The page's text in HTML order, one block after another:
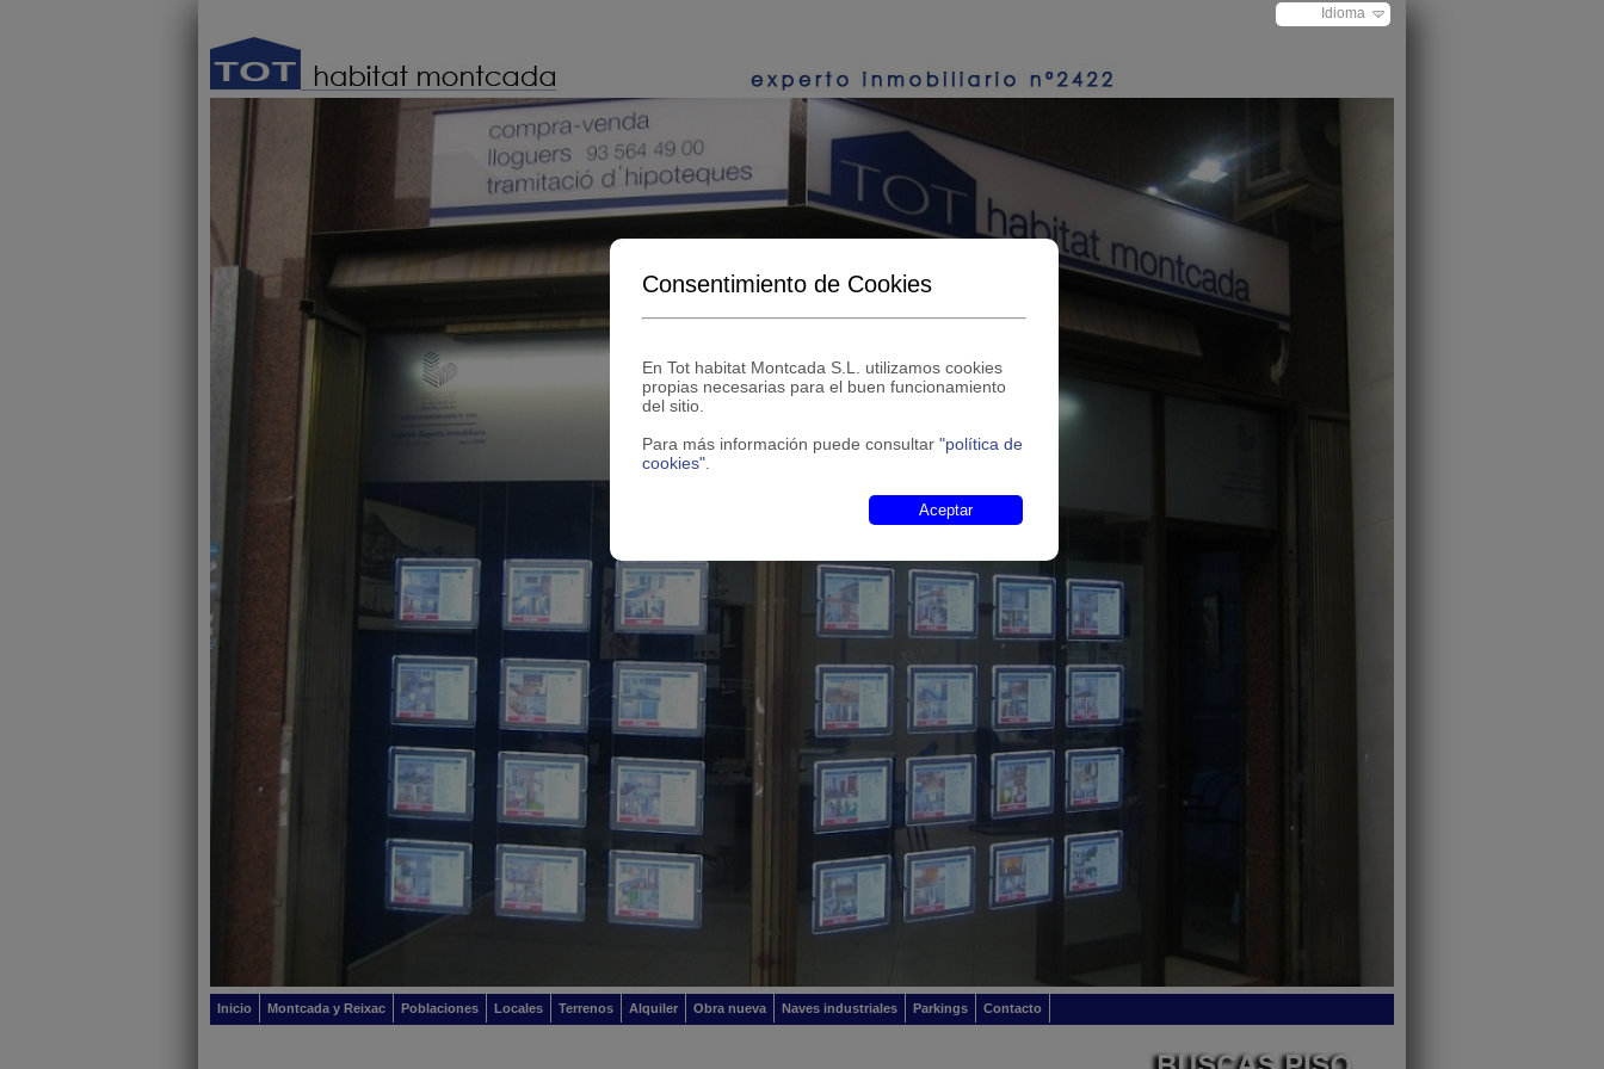
Consentimiento de Cookies
En Tot habitat Montcada S.L. utilizamos cookies
propias necesarias para el buen funcionamiento
del sitio.
Para más información puede consultar "política de
cookies".
Aceptar
Idioma
Inicio Montcada y Reixac Poblaciones Locales Terrenos Alquiler Obra nueva Naves industriales Parkings Contacto